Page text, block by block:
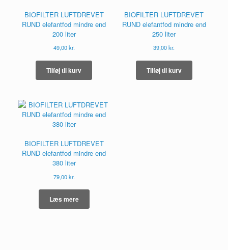
BIOFILTER LUFTDREVET
RUND elefantfod mindre end
200 liter
49,00kr.
Tilføj til kurv
BIOFILTER LUFTDREVET
RUND elefantfod mindre end
250 liter
39,00kr.
Tilføj til kurv
BIOFILTER LUFTDREVET
RUND elefantfod mindre end
380 liter
79,00kr.
Læs mere